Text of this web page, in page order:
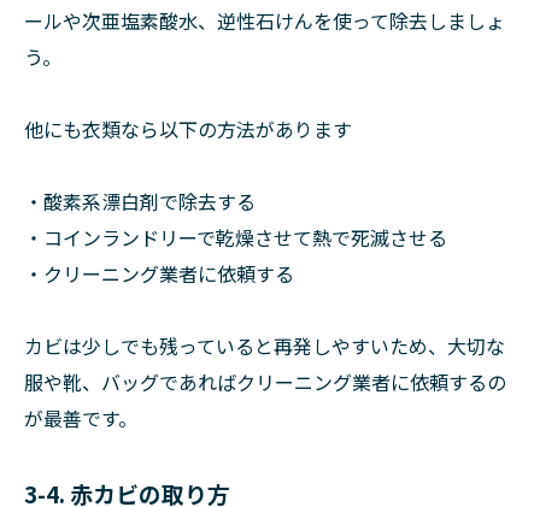
ールや次亜塩素酸水、逆性石けんを使って除去しましょ
う。
他にも衣類なら以下の方法があります
・酸素系漂白剤で除去する
・コインランドリーで乾燥させて熱で死滅させる
・クリーニング業者に依頼する
カビは少しでも残っていると再発しやすいため、大切な
服や靴、バッグであればクリーニング業者に依頼するの
が最善です。
3-4. 赤カビの取り方